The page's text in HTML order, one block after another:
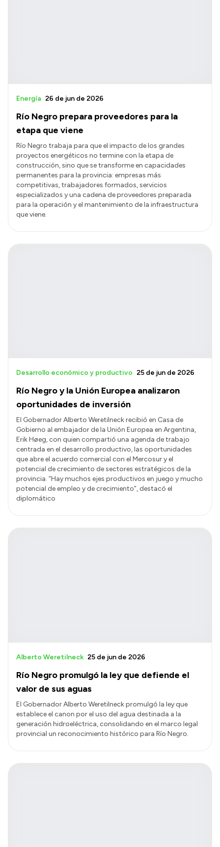
Río Negro prepara proveedores para la
etapa que viene
Energía 26 de jun de 2026
Río Negro trabaja para que el impacto de los grandes
proyectos energéticos no termine con la etapa de
construcción, sino que se transforme en capacidades
permanentes para la provincia: empresas más
competitivas, trabajadores formados, servicios
especializados y una cadena de proveedores preparada
para la operación y el mantenimiento de la infraestructura
que viene.
Río Negro y la Unión Europea analizaron
oportunidades de inversión
Desarrollo económico y productivo 25 de jun de 2026
El Gobernador Alberto Weretilneck recibió en Casa de
Gobierno al embajador de la Unión Europea en Argentina,
Erik Høeg, con quien compartió una agenda de trabajo
centrada en el desarrollo productivo, las oportunidades
que abre el acuerdo comercial con el Mercosur y el
potencial de crecimiento de sectores estratégicos de la
provincia. “Hay muchos ejes productivos en juego y mucho
potencial de empleo y de crecimiento”, destacó el
diplomático
Río Negro promulgó la ley que defiende el
valor de sus aguas
Alberto Weretilneck 25 de jun de 2026
El Gobernador Alberto Weretilneck promulgó la ley que
establece el canon por el uso del agua destinada a la
generación hidroeléctrica, consolidando en el marco legal
provincial un reconocimiento histórico para Río Negro.